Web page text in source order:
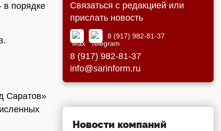
в порядке
Саратов»
Связаться с редакцией или
прислать новость
8 (917) 982-81-37
8 (917) 982-81-37
info@sarinform.ru
Новости компаний